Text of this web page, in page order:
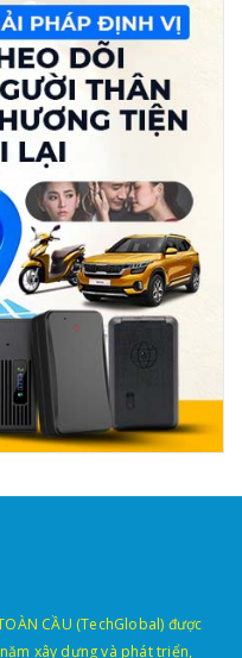
CẦU (TechGlobal) được
xây dựng và phát triển,